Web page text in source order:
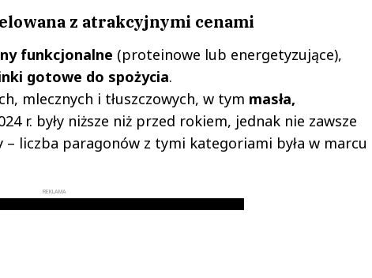
z atrakcyjnymi cenami
funkcjonalne (proteinowe lub energetyzujące),
gotowe do spożycia.
mlecznych i tłuszczowych, w tym masła,
r. były niższe niż przed rokiem, jednak nie zawsze
– liczba paragonów z tymi kategoriami była w marcu
REKLAMA